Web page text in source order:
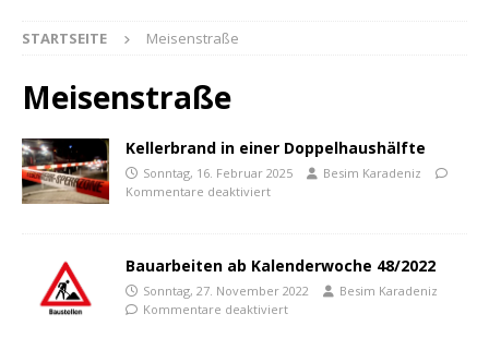
STARTSEITE Meisenstraße
Meisenstraße
Kellerbrand in einer Doppelhaushälfte
Sonntag, 16. Februar 2025
Besim Karadeniz
Kommentare deaktiviert
Bauarbeiten ab Kalenderwoche 48/2022
Sonntag, 27. November 2022
Besim Karadeniz
Kommentare deaktiviert